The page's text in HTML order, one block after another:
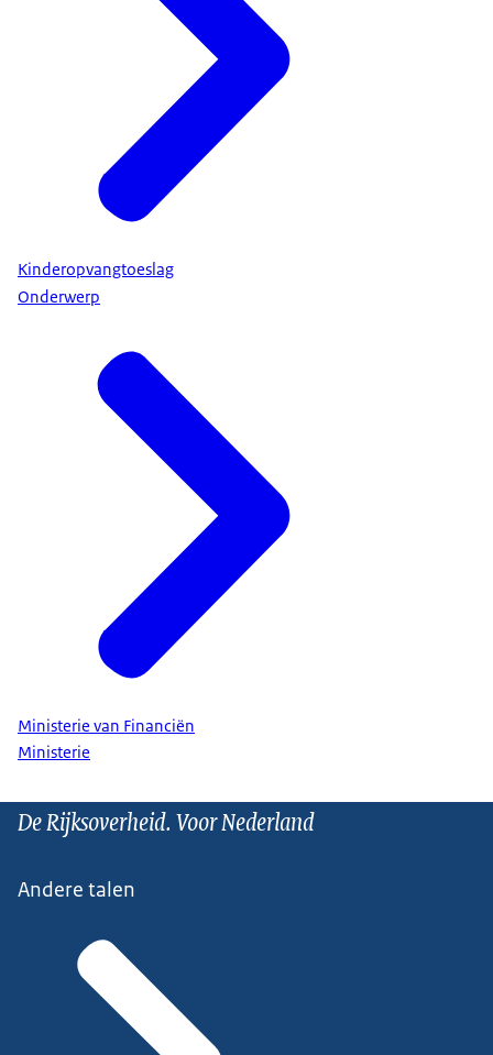
Kinderopvangtoeslag
Onderwerp
Ministerie van Financiën
Ministerie
De Rijksoverheid. Voor Nederland
Andere talen